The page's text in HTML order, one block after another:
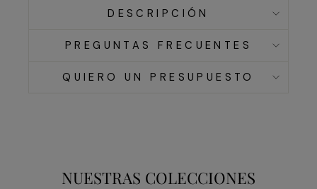
DESCRIPCIÓN
PREGUNTAS FRECUENTES
QUIERO UN PRESUPUESTO
NUESTRAS COLECCIONES